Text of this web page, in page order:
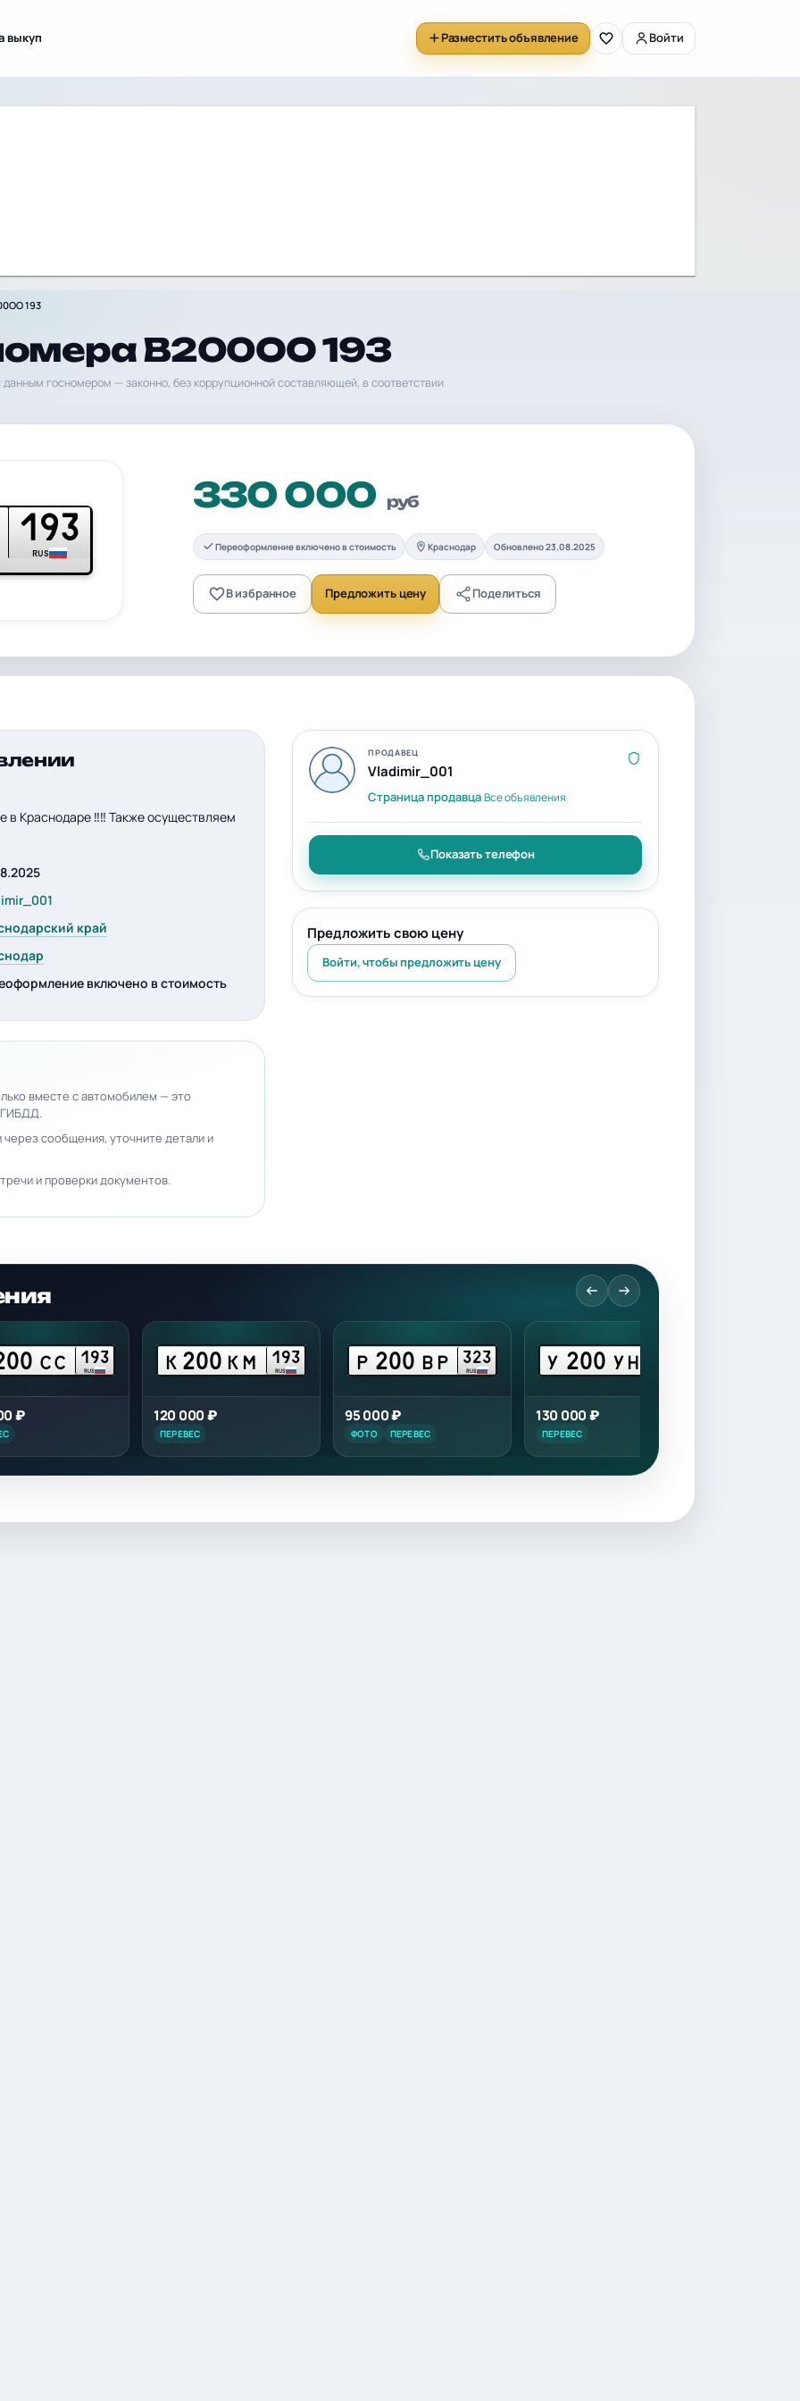
выкуп Разместить объявление Войти
193
В200ОО 193
госномером — законно, без коррупционной составляющей, в соответствии
193
RUS
330 000 руб
Переоформление включено в стоимость Краснодар Обновлено 23.08.2025
В избранное Предложить цену Поделиться
Краснодаре ‼️‼️ Также осуществляем
край
включено в стоимость
вместе с автомобилем — это
сообщения, уточните детали и
и проверки документов.
ПРОДАВЕЦ
Vladimir_001
Страница продавцаВсе объявления
Показать телефон
Предложить свою цену
Войти, чтобы предложить цену
СС 193
RUS
₽
К 200 КМ 193
RUS
120 000 ₽
ПЕРЕВЕС
Р 200 ВР 323
RUS
95 000 ₽
ФОТО ПЕРЕВЕС
У 200 УН
130 000 ₽
ПЕРЕВЕС